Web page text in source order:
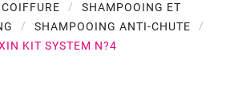
COIFFURE
SHAMPOOING ET
SHAMPOOING ANTI-CHUTE
KIT SYSTEM N?4